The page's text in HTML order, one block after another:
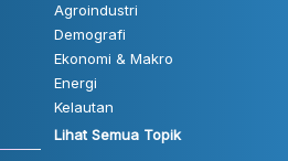
Agroindustri
Demografi
Ekonomi & Makro
Energi
Kelautan
Lihat Semua Topik